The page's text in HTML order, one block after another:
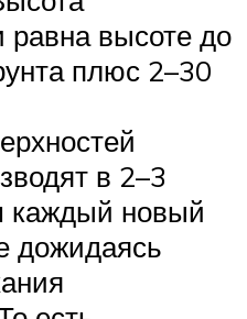
равна высоте до
плюс 2–30
в 2–3
каждый новый
дожидаясь